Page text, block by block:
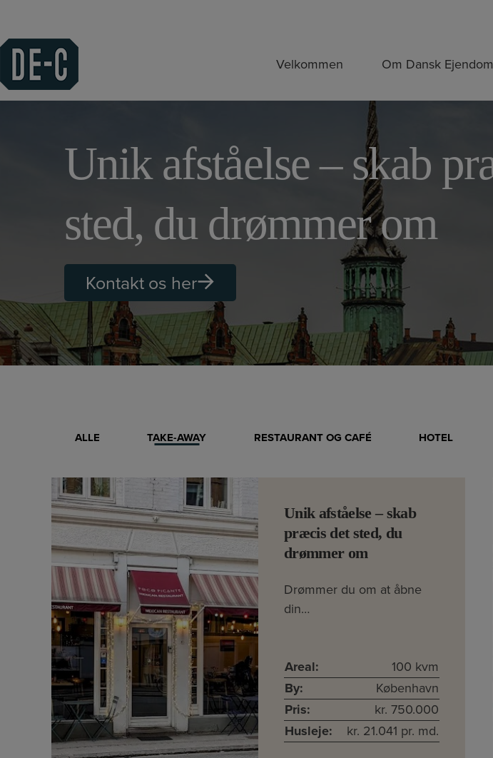
indholdet
Velkommen Om Dansk
Unik afståelse – skab
sted, du drømmer om
Kontakt os her
ALLE TAKE-AWAY RESTAURANT OG CAFÉ HOTEL
Unik afståelse – skab
præcis det sted, du
drømmer om
Drømmer du om at åbne
din…
Areal:
100 kvm
By:
København
Pris:
kr. 750.000
Husleje:
kr. 21.041 pr. md.